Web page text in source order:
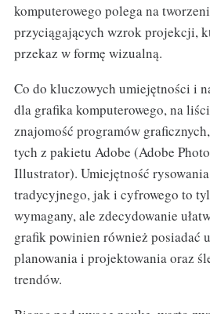
komputerowego polega na
przyciągających wzrok projekcji,
przekaz w formę wizualną.
Co do kluczowych umiejętności i
dla grafika komputerowego, na
znajomość programów
tych z pakietu Adobe (Adobe
Illustrator). Umiejętność
tradycyjnego, jak i cyfrowego to
wymagany, ale zdecydowanie
grafik powinien również posiadać
planowania i projektowania oraz
trendów.